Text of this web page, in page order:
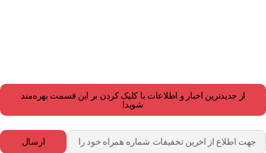
از جدیدترین اخبار و اطلاعات با کلیک کردن بر این قسمت بهره‌مند
شوید!
ارسال